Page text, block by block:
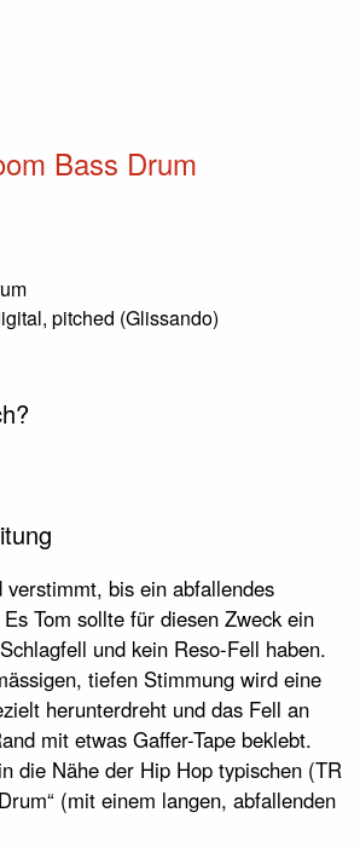
Bass Drum
pitched (Glissando)
bis ein abfallendes
Tom sollte für diesen Zweck ein
und kein Reso-Fell haben.
tiefen Stimmung wird eine
herunterdreht und das Fell an
mit etwas Gaffer-Tape beklebt.
die Nähe der Hip Hop typischen (TR
(mit einem langen, abfallenden